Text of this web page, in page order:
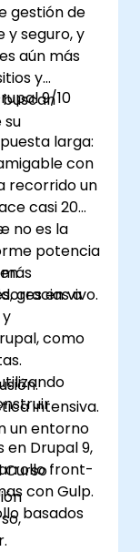
y
migas de
web y
para SEO y
gestión de
y seguro, y
aún más
y
su
9/10
larga:
con
recorrido un
casi 20
no es la
potencia
gracias a
en vivo.
como
en Drupal 9,
front-
con Gulp.
basados
intensiva.
un entorno
Curso